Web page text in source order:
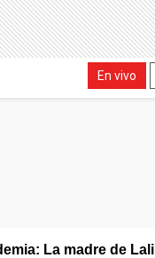
En vivo
La madre de Lali